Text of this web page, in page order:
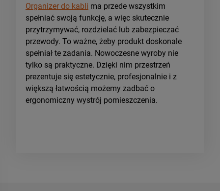
Organizer do kabli ma przede wszystkim
spełniać swoją funkcję, a więc skutecznie
przytrzymywać, rozdzielać lub zabezpieczać
przewody. To ważne, żeby produkt doskonale
spełniał te zadania. Nowoczesne wyroby nie
tylko są praktyczne. Dzięki nim przestrzeń
prezentuje się estetycznie, profesjonalnie i z
większą łatwością możemy zadbać o
ergonomiczny wystrój pomieszczenia.